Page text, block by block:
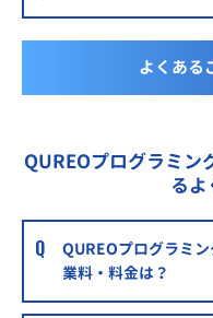
よくある
QUREOプログラミン
る
QUREOプログラミ
業料・料金は？